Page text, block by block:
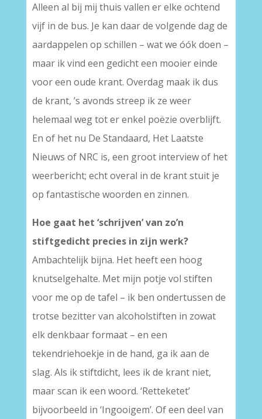
Alleen al bij mij thuis vallen er elke ochtend
vijf in de bus. Je kan daar de volgende dag de
aardappelen op schillen – wat we óók doen –
maar ik vind een gedicht een mooier einde
voor een oude krant. Overdag maak ik dus
de krant, ’s avonds streep ik ze weer
helemaal weg tot er enkel poëzie overblijft.
En of het nu De Standaard, Het Laatste
Nieuws of NRC is, een groot interview of het
weerbericht; echt overal in de krant stuit je
op fantastische woorden en zinnen.
Hoe gaat het ‘schrijven’ van zo’n
stiftgedicht precies in zijn werk?
Ambachtelijk bijna. Het heeft een hoog
knutselgehalte. Met mijn potje vol stiften
voor me op de tafel – ik ben ondertussen de
trotse bezitter van alcoholstiften in zowat
elk denkbaar formaat – en een
tekendriehoekje in de hand, ga ik aan de
slag. Als ik stiftdicht, lees ik de krant niet,
maar scan ik een woord. ‘Retteketet’
bijvoorbeeld in ‘Ingooigem’. Of een deel van